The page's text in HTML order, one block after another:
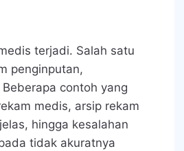
terjadi. Salah satu
penginputan,
contoh yang
medis, arsip rekam
hingga kesalahan
tidak akuratnya